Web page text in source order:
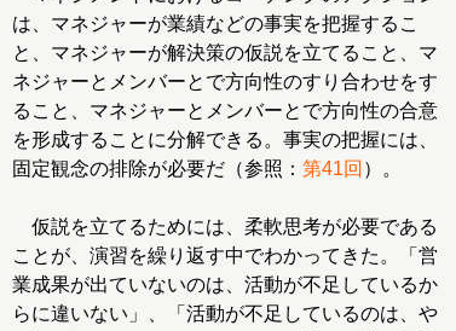
は、マネジャーが業績などの事実を把握するこ
と、マネジャーが解決策の仮説を立てること、マ
ネジャーとメンバーとで方向性のすり合わせをす
ること、マネジャーとメンバーとで方向性の合意
を形成することに分解できる。事実の把握には、
固定観念の排除が必要だ（参照： 第41回 ）。
仮説を立てるためには、柔軟思考が必要である
ことが、演習を繰り返す中でわかってきた。「営
業成果が出ていないのは、活動が不足しているか
らに違いない」、「活動が不足しているのは、や